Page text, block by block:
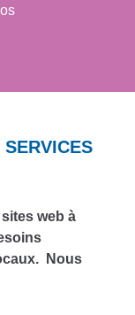
web à
Nous